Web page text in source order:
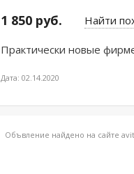
1 850 руб. Найти
Практически новые
Дата: 02.14.2020
Объвление найдено на сайте